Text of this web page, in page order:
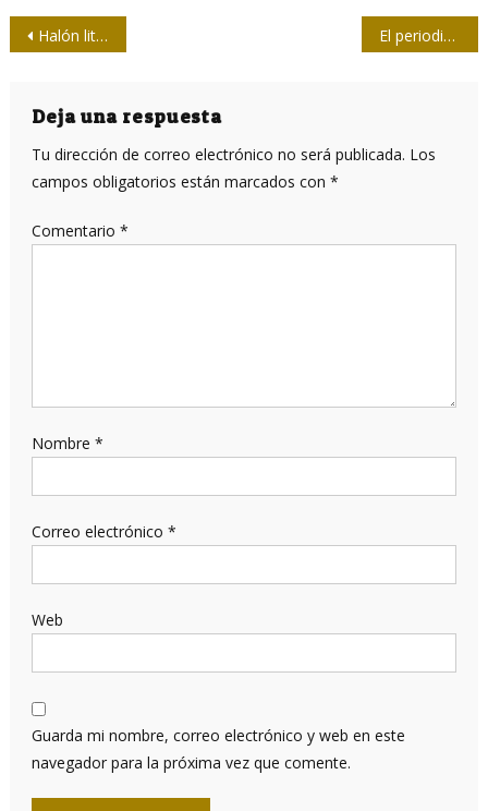
Navegación
entradas
Halón literario de periodista deportivo en Ciego de Ávila El periodismo de izquierda en tiempos de derecha
Deja una respuesta
Tu dirección de correo electrónico no será publicada. Los
campos obligatorios están marcados con *
Comentario *
Nombre *
Correo electrónico *
Web
Guarda mi nombre, correo electrónico y web en este
navegador para la próxima vez que comente.